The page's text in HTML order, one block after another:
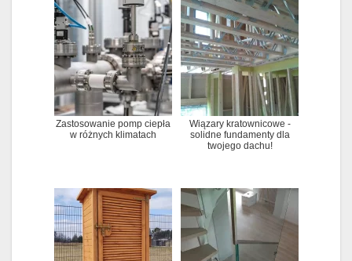
Zastosowanie pomp ciepła
w różnych klimatach
Wiązary kratownicowe -
solidne fundamenty dla
twojego dachu!